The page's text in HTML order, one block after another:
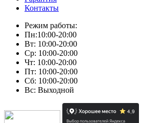
Контакты
Режим работы:
Пн:10:00-20:00
Вт: 10:00-20:00
Ср: 10:00-20:00
Чт: 10:00-20:00
Пт: 10:00-20:00
Сб: 10:00-20:00
Вс: Выходной